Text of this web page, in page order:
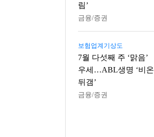
림’
금융/증권
보험업계기상도
7월 다섯째 주 ‘맑음’
우세…ABL생명 ‘비온
뒤갬’
금융/증권